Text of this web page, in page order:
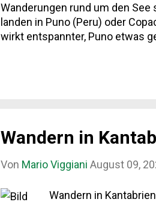
Wanderungen rund um den
landen in Puno (Peru) oder
wirkt entspannter, Puno etwas
den See, die schier endlos
Wandern in
Von Mario Viggiani August 09,
Wandern in